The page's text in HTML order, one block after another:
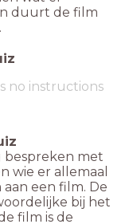
duurt de film
no instructions
bespreken met
wie er allemaal
een film. De
bij het
film is de